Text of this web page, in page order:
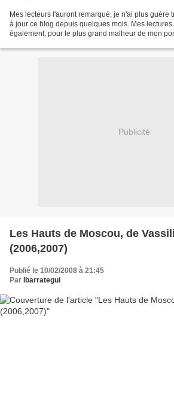
Mes lecteurs l'auront remarqué, je n'ai plus guère
à jour ce blog depuis quelques mois. Mes
également, pour le plus grand malheur de mon
Publicité
Les Hauts de Moscou, de
(2006,2007)
Publié le 10/02/2008 à 21:45
Par Ibarrategui